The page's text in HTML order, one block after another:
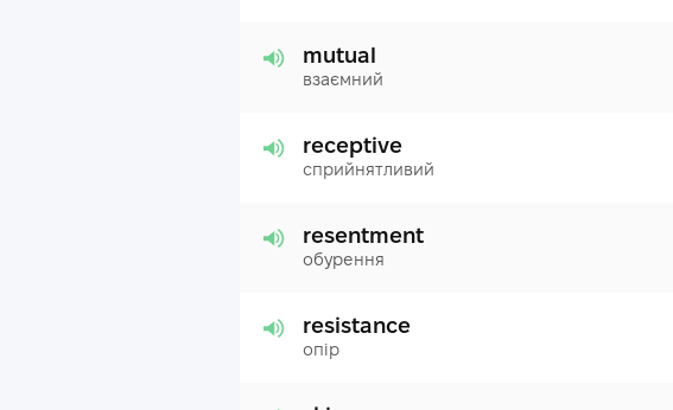
mutual
взаємний
receptive
сприйнятливий
resentment
обурення
resistance
опір